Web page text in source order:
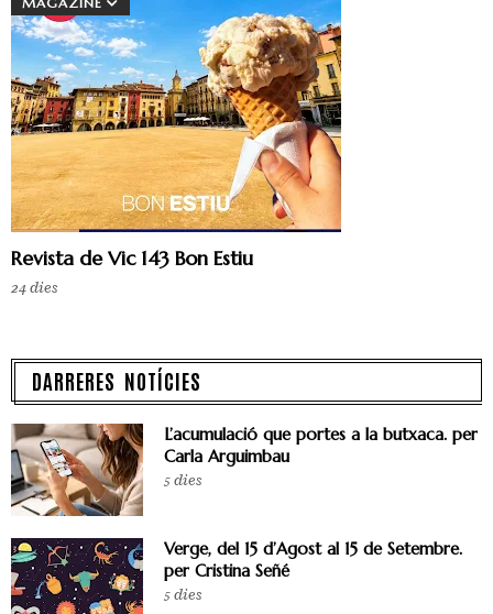
Revista de Vic 143 Bon Estiu
24 dies
DARRERES NOTÍCIES
L’acumulació que portes a la butxaca. per
Carla Arguimbau
5 dies
Verge, del 15 d’Agost al 15 de Setembre.
per Cristina Señé
5 dies